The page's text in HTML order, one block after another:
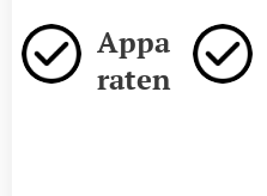
Appa
raten